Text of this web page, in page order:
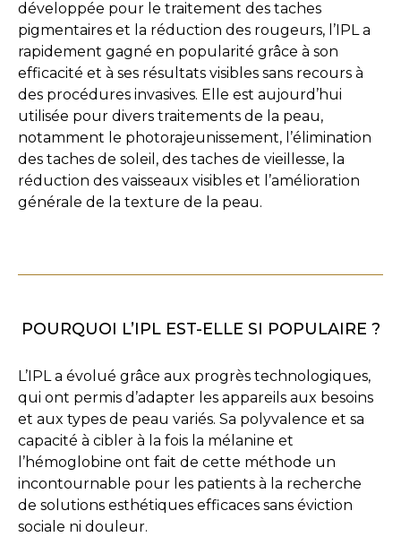
développée pour le traitement des taches
pigmentaires et la réduction des rougeurs, l’IPL a
rapidement gagné en popularité grâce à son
efficacité et à ses résultats visibles sans recours à
des procédures invasives. Elle est aujourd’hui
utilisée pour divers traitements de la peau,
notamment le photorajeunissement, l’élimination
des taches de soleil, des taches de vieillesse, la
réduction des vaisseaux visibles et l’amélioration
générale de la texture de la peau.
POURQUOI L’IPL EST-ELLE SI POPULAIRE ?
L’IPL a évolué grâce aux progrès technologiques,
qui ont permis d’adapter les appareils aux besoins
et aux types de peau variés. Sa polyvalence et sa
capacité à cibler à la fois la mélanine et
l’hémoglobine ont fait de cette méthode un
incontournable pour les patients à la recherche
de solutions esthétiques efficaces sans éviction
sociale ni douleur.